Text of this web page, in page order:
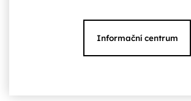
Informační centrum